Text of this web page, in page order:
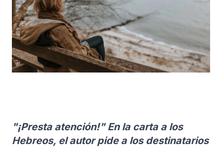
"¡Presta atención!" En la carta a los
Hebreos, el autor pide a los destinatarios